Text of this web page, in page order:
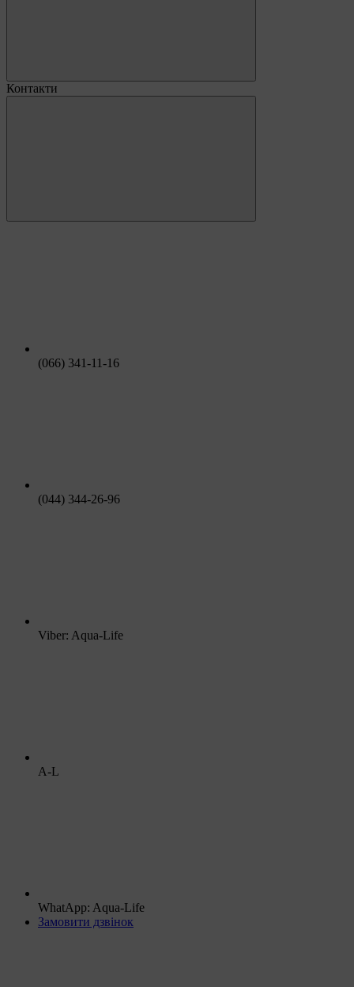
Контакти
(066) 341-11-16
(044) 344-26-96
Viber: Aqua-Life
A-L
WhatApp: Aqua-Life
Замовити дзвінок